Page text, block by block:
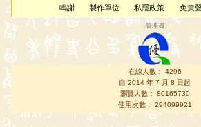
鳴謝
製作單位 私隱政策 免責
（管理員 ）
在線人數： 4296
自 2014 年 7 月 8 日起
瀏覽人數： 80165730
使用次數： 294099921